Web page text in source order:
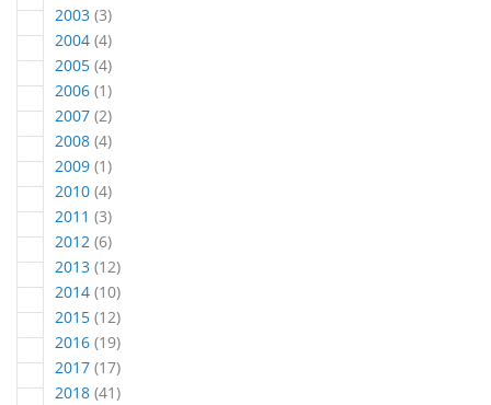
2003 3Artikel
2004 4Artikel
2005 4Artikel
2006 1Artikel
2007 2Artikel
2008 4Artikel
2009 1Artikel
2010 4Artikel
2011 3Artikel
2012 6Artikel
2013 12Artikel
2014 10Artikel
2015 12Artikel
2016 19Artikel
2017 17Artikel
2018 41Artikel